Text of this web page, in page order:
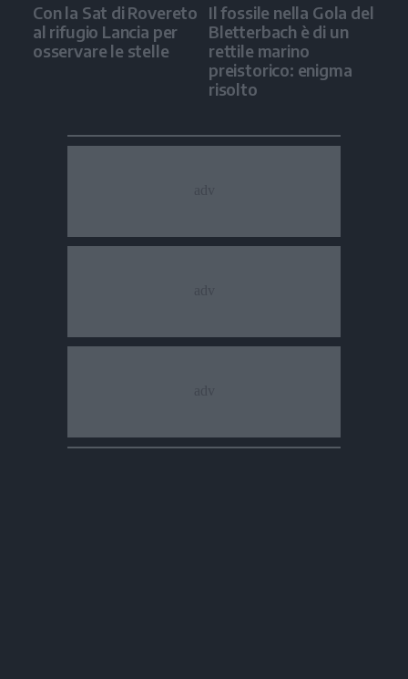
Con la Sat di Rovereto
al rifugio Lancia per
osservare le stelle
Il fossile nella Gola del
Bletterbach è di un
rettile marino
preistorico: enigma
risolto